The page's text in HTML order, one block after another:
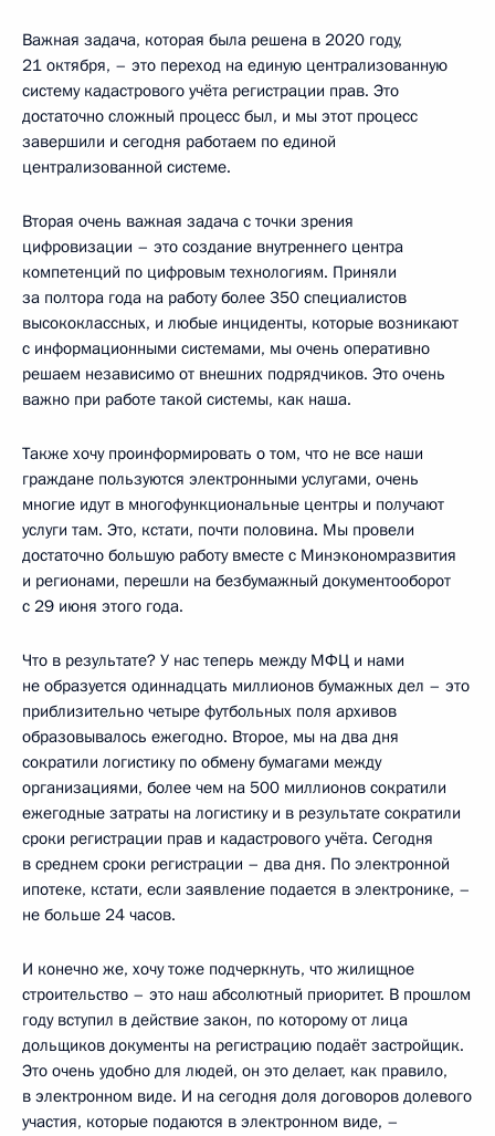
Важная задача, которая была решена в 2020 году,
21 октября, – это переход на единую централизованную
систему кадастрового учёта регистрации прав. Это
достаточно сложный процесс был, и мы этот процесс
завершили и сегодня работаем по единой
централизованной системе.
Вторая очень важная задача с точки зрения
цифровизации – это создание внутреннего центра
компетенций по цифровым технологиям. Приняли
за полтора года на работу более 350 специалистов
высококлассных, и любые инциденты, которые возникают
с информационными системами, мы очень оперативно
решаем независимо от внешних подрядчиков. Это очень
важно при работе такой системы, как наша.
Также хочу проинформировать о том, что не все наши
граждане пользуются электронными услугами, очень
многие идут в многофункциональные центры и получают
услуги там. Это, кстати, почти половина. Мы провели
достаточно большую работу вместе с Минэкономразвития
и регионами, перешли на безбумажный документооборот
с 29 июня этого года.
Что в результате? У нас теперь между МФЦ и нами
не образуется одиннадцать миллионов бумажных дел – это
приблизительно четыре футбольных поля архивов
образовывалось ежегодно. Второе, мы на два дня
сократили логистику по обмену бумагами между
организациями, более чем на 500 миллионов сократили
ежегодные затраты на логистику и в результате сократили
сроки регистрации прав и кадастрового учёта. Сегодня
в среднем сроки регистрации – два дня. По электронной
ипотеке, кстати, если заявление подается в электронике, –
не больше 24 часов.
И конечно же, хочу тоже подчеркнуть, что жилищное
строительство – это наш абсолютный приоритет. В прошлом
году вступил в действие закон, по которому от лица
дольщиков документы на регистрацию подаёт застройщик.
Это очень удобно для людей, он это делает, как правило,
в электронном виде. И на сегодня доля договоров долевого
участия, которые подаются в электронном виде, –